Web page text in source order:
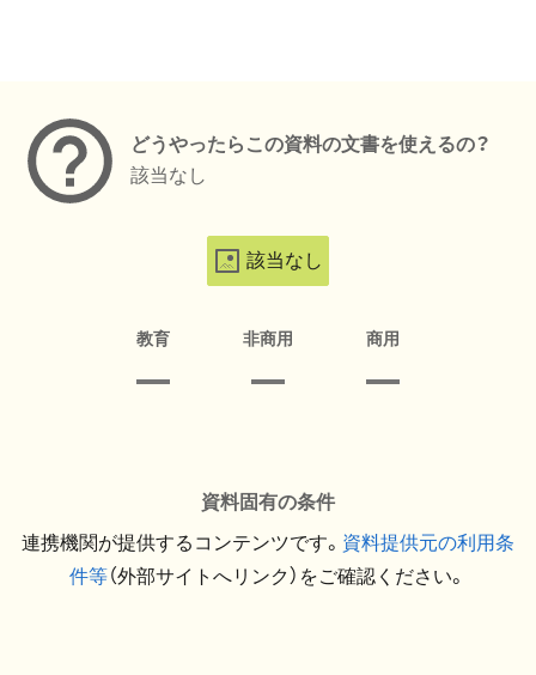
どうやったらこの資料の文書を使えるの？
該当なし
該当なし
教育 非商用 商用
資料固有の条件
連携機関が提供するコンテンツです。 資料提供元の利用条
件等（外部サイトへリンク）をご確認ください。